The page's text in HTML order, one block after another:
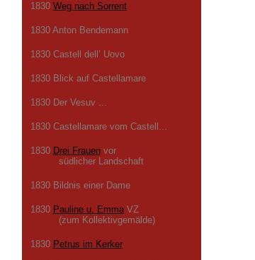
1830 Weg nach Sorrent
1830 Anton Bendemann
1830 Castell dell’ Uovo
1830 Blick auf Castellamare
1830 Der Vesuv ...
1830 Castellamare vom Castell...
1830 Drei Frauenvor
südlicher Landschaft
1830 Bildnis einer Dame
1830 Pauline u. EmmaVZ
(zum Kollektivgemälde)
1830 Petrus im Kerker